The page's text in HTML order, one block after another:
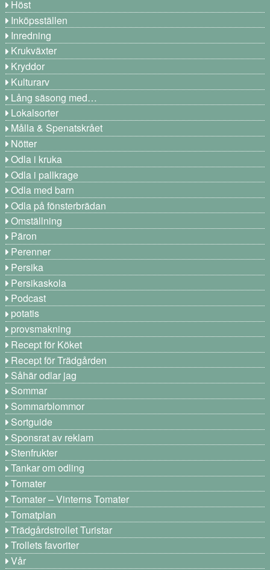
Höst
Inköpsställen
Inredning
Krukväxter
Kryddor
Kulturarv
Lång säsong med…
Lokalsorter
Målla & Spenatskrået
Nötter
Odla i kruka
Odla i pallkrage
Odla med barn
Odla på fönsterbrädan
Omställning
Päron
Perenner
Persika
Persikaskola
Podcast
potatis
provsmakning
Recept för Köket
Recept för Trädgården
Såhär odlar jag
Sommar
Sommarblommor
Sortguide
Sponsrat av reklam
Stenfrukter
Tankar om odling
Tomater
Tomater – Vinterns Tomater
Tomatplan
Trädgårdstrollet Turistar
Trollets favoriter
Vår